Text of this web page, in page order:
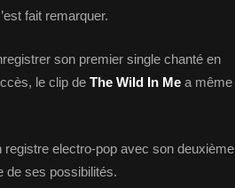
fait remarquer.
son premier single chanté en
le clip de The Wild In Me a même
electro-pop avec son deuxième
de ses possibilités.